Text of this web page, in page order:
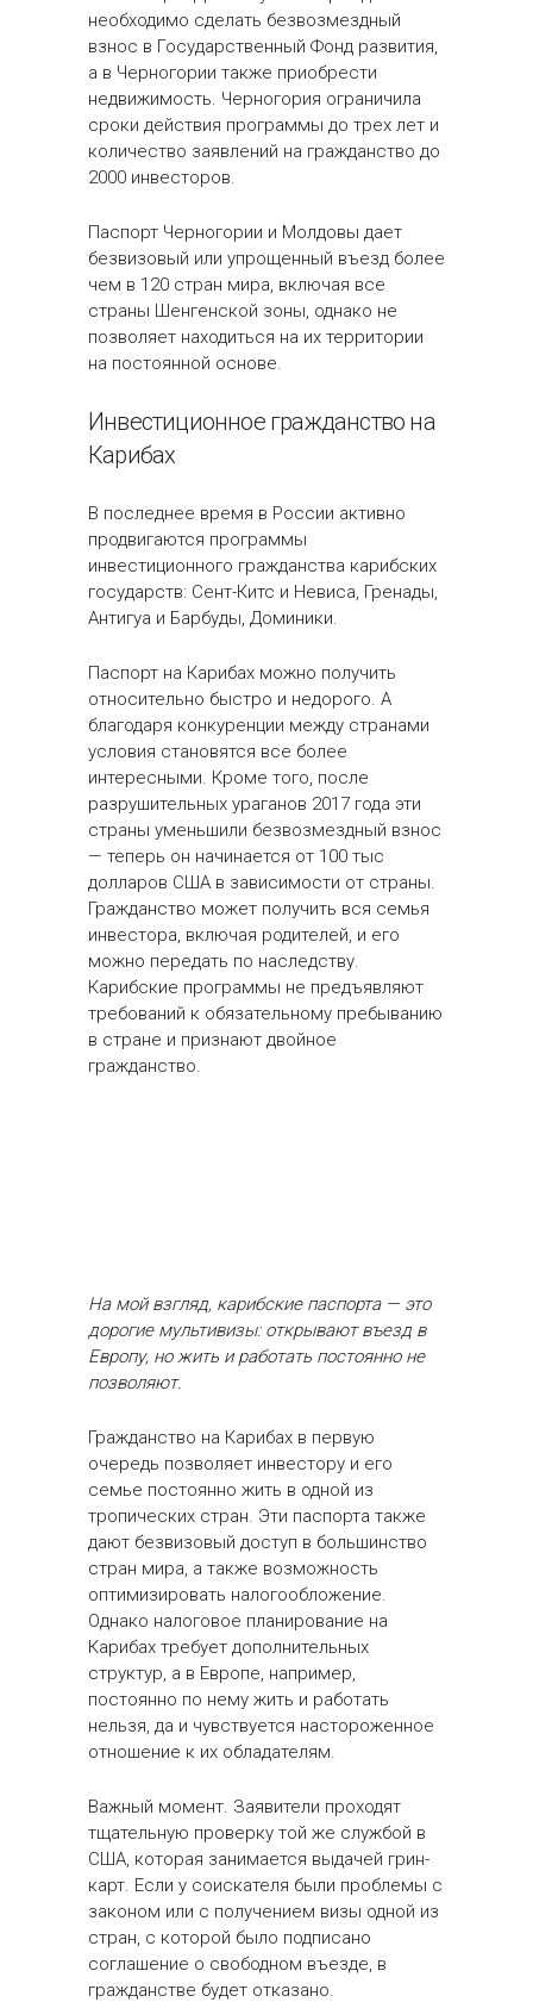
необходимо сделать безвозмездный
взнос в Государственный Фонд развития,
а в Черногории также приобрести
недвижимость. Черногория ограничила
сроки действия программы до трех лет и
количество заявлений на гражданство до
2000 инвесторов.
Паспорт Черногории и Молдовы дает
безвизовый или упрощенный въезд более
чем в 120 стран мира, включая все
страны Шенгенской зоны, однако не
позволяет находиться на их территории
на постоянной основе.
Инвестиционное гражданство на
Карибах
В последнее время в России активно
продвигаются программы
инвестиционного гражданства карибских
государств: Сент-Китс и Невиса, Гренады,
Антигуа и Барбуды, Доминики.
Паспорт на Карибах можно получить
относительно быстро и недорого. А
благодаря конкуренции между странами
условия становятся все более
интересными. Кроме того, после
разрушительных ураганов 2017 года эти
страны уменьшили безвозмездный взнос
— теперь он начинается от 100 тыс
долларов США в зависимости от страны.
Гражданство может получить вся семья
инвестора, включая родителей, и его
можно передать по наследству.
Карибские программы не предъявляют
требований к обязательному пребыванию
в стране и признают двойное
гражданство.
На мой взгляд, карибские паспорта — это
дорогие мультивизы: открывают въезд в
Европу, но жить и работать постоянно не
позволяют.
Гражданство на Карибах в первую
очередь позволяет инвестору и его
семье постоянно жить в одной из
тропических стран. Эти паспорта также
дают безвизовый доступ в большинство
стран мира, а также возможность
оптимизировать налогообложение.
Однако налоговое планирование на
Карибах требует дополнительных
структур, а в Европе, например,
постоянно по нему жить и работать
нельзя, да и чувствуется настороженное
отношение к их обладателям.
Важный момент. Заявители проходят
тщательную проверку той же службой в
США, которая занимается выдачей грин-
карт. Если у соискателя были проблемы с
законом или с получением визы одной из
стран, с которой было подписано
соглашение о свободном въезде, в
гражданстве будет отказано.